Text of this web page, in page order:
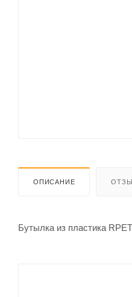
ОПИСАНИЕ
Бутылка из пластика